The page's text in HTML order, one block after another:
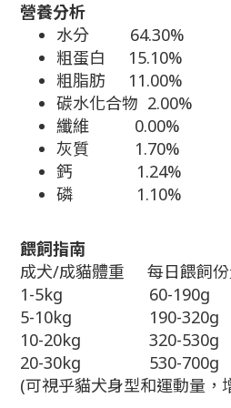
營養分析
水分 64.30%
粗蛋白 15.10%
粗脂肪 11.00%
碳水化合物 2.00%
纖維 0.00%
灰質 1.70%
鈣 1.24%
磷 1.10%
餵飼指南
成犬/成貓體重 每日餵飼份
1-5kg 60-190g
5-10kg 190-320g
10-20kg 320-530g
20-30kg 530-700g
(可視乎貓犬身型和運動量，